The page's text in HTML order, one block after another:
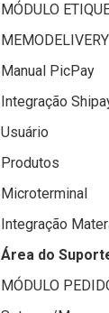
MÓDULO
MEMODELIVERY
Manual PicPay
Integração
Usuário
Produtos
Microterminal
Integração
Área do
MÓDULO